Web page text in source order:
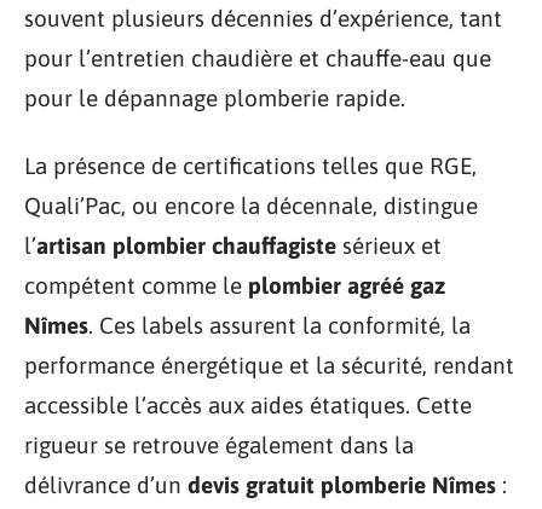
souvent plusieurs décennies d’expérience, tant
pour l’entretien chaudière et chauffe-eau que
pour le dépannage plomberie rapide.
La présence de certifications telles que RGE,
Quali’Pac, ou encore la décennale, distingue
l’artisan plombier chauffagiste sérieux et
compétent comme le plombier agréé gaz
Nîmes. Ces labels assurent la conformité, la
performance énergétique et la sécurité, rendant
accessible l’accès aux aides étatiques. Cette
rigueur se retrouve également dans la
délivrance d’un devis gratuit plomberie Nîmes :